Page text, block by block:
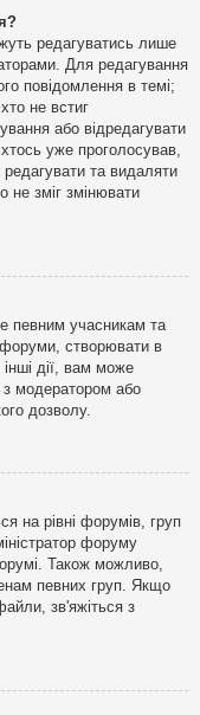
редагуватись лише
Для редагування
повідомлення в темі;
не встиг
або відредагувати
уже проголосував,
та видаляти
не зміг змінювати
певним учасникам та
форуми, створювати в
дії, вам може
з модератором або
дозволу.
на рівні форумів, груп
форуму
Також можливо,
певних груп. Якщо
зв'яжіться з